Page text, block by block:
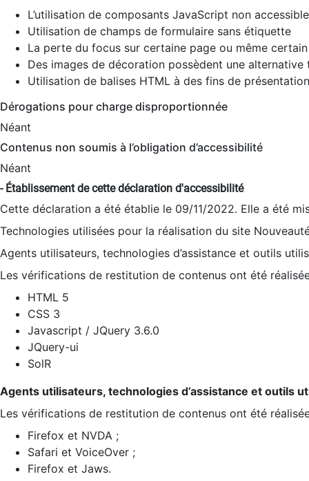
L’utilisation de composants JavaScript non
Utilisation de champs de formulaire sans étiquette
La perte du focus sur certaine page ou même
Des images de décoration possèdent une alternative
Utilisation de balises HTML à des fins de
Dérogations pour charge disproportionnée
Néant
Contenus non soumis à l’obligation d’accessibilité
Néant
- Établissement de cette déclaration d'accessibilité
Cette déclaration a été établie le 09/11/2022. Elle a été
Technologies utilisées pour la réalisation du site
Agents utilisateurs, technologies d’assistance et outils
Les vérifications de restitution de contenus ont été
HTML 5
CSS 3
Javascript / JQuery 3.6.0
JQuery-ui
SolR
Agents utilisateurs, technologies d’assistance et outils
Les vérifications de restitution de contenus ont été
Firefox et NVDA ;
Safari et VoiceOver ;
Firefox et Jaws.